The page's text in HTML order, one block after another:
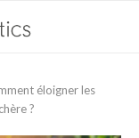
éloigner les
?